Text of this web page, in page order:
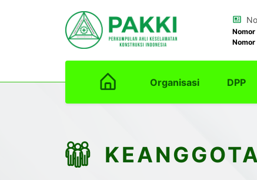
Nomor
Organisasi DPP